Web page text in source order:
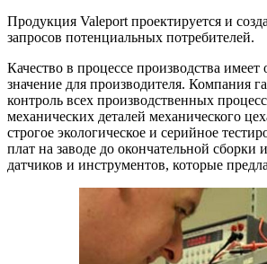
Продукция Valeport проектируется и
запросов потенциальных потребителей.
Качество в процессе производства
значение для производителя. Компания
контроль всех производственных
механических деталей механического
строгое экологическое и серийное
плат на заводе до окончательной сборки
датчиков и инструментов, которые